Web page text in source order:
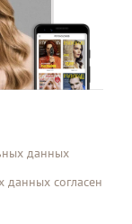
данных
данных согласен